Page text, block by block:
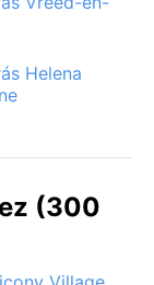
Helena
(300